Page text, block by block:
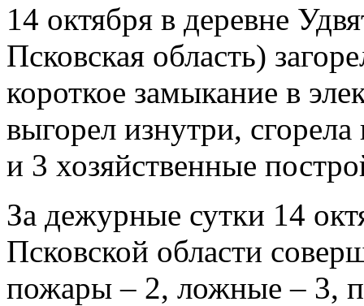
14 октября в деревне
Псковская область)
короткое замыкание в
выгорел изнутри,
и 3 хозяйственные
За дежурные сутки 14
Псковской области
пожары – 2, ложные – 3,